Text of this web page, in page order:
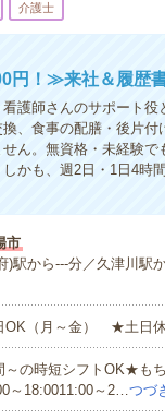
介護士
円！≫来社＆履歴
看護師さんのサポート
、食事の配膳・後片
ん。無資格・未経験
かも、週2日・1日4時
市
)駅から---分／久津川駅
OK（月～金） ★土日
の時短シフトOK★も
～18:0011:00～2…つづ